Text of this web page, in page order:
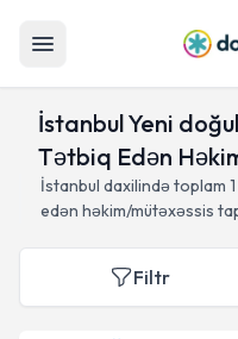
İstanbul Yeni
Tətbiq Edən
İstanbul daxilində toplam 1
edən həkim/mütəxəssis
Filtr